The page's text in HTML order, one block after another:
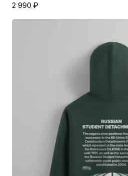
2 990 ₽